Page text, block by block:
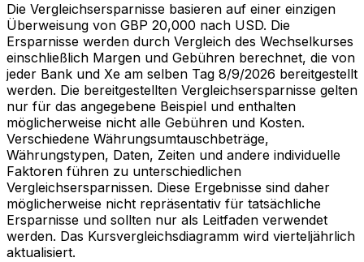
Die Vergleichsersparnisse basieren auf einer einzigen
Überweisung von GBP 20,000 nach USD. Die
Ersparnisse werden durch Vergleich des Wechselkurses
einschließlich Margen und Gebühren berechnet, die von
jeder Bank und Xe am selben Tag 8/9/2026 bereitgestellt
werden. Die bereitgestellten Vergleichsersparnisse gelten
nur für das angegebene Beispiel und enthalten
möglicherweise nicht alle Gebühren und Kosten.
Verschiedene Währungsumtauschbeträge,
Währungstypen, Daten, Zeiten und andere individuelle
Faktoren führen zu unterschiedlichen
Vergleichsersparnissen. Diese Ergebnisse sind daher
möglicherweise nicht repräsentativ für tatsächliche
Ersparnisse und sollten nur als Leitfaden verwendet
werden. Das Kursvergleichsdiagramm wird vierteljährlich
aktualisiert.